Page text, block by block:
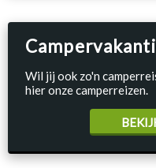
Wil jij ook zo'n
hier onze camperreizen.